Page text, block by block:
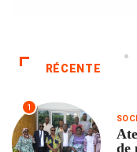
RÉCENTE
1
de